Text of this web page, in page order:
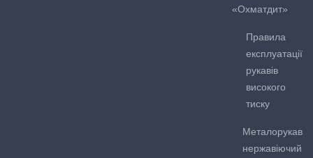
«Охматдит»
Правила
експлуатації
рукавів
високого
тиску
Металорукав
нержавіючий